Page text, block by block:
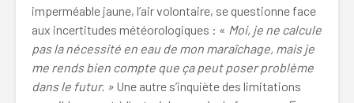
imperméable jaune, l’air volontaire, se questionne face
aux incertitudes météorologiques : « Moi, je ne calcule
pas la nécessité en eau de mon maraîchage, mais je
me rends bien compte que ça peut poser problème
dans le futur. » Une autre s’inquiète des limitations